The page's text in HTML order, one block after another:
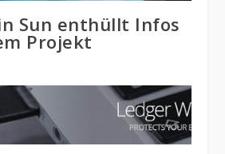
Sun enthüllt Infos
Projekt